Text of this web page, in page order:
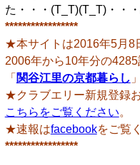
た・・・(T_T)(T_T)・・
*****************
★本サイトは2016年5月8
2006年から10年分の4285
「 関谷江里の京都暮らし
★クラブエリー新規登録お
こちらをご覧ください。
★速報はfacebookをご覧
*****************